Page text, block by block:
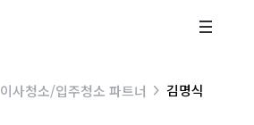
이사청소/입주청소 파트너 김명식